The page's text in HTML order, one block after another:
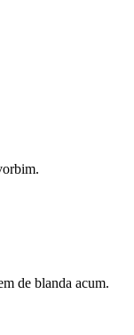
de blanda acum.